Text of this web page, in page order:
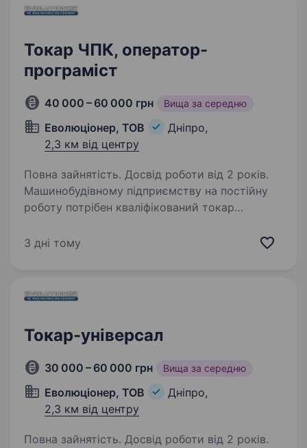
Токар ЧПК, оператор-
програміст
40 000 – 60 000 грн Вища за середню
Еволюціонер, ТОВ
Дніпро,
2,3 км від центру
Повна зайнятість. Досвід роботи від 2 років.
Машинобудівному підприємству на постійну
роботу потрібен кваліфікований токар
на токарних станках з ЧПУ. стійки GSK
3 дні тому
Токар-універсал
30 000 – 60 000 грн Вища за середню
Еволюціонер, ТОВ
Дніпро,
2,3 км від центру
Повна зайнятість. Досвід роботи від 2 років.